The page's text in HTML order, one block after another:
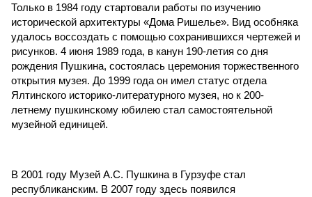
Только в 1984 году стартовали работы по изучению
исторической архитектуры «Дома Ришелье». Вид особняка
удалось воссоздать с помощью сохранившихся чертежей и
рисунков. 4 июня 1989 года, в канун 190-летия со дня
рождения Пушкина, состоялась церемония торжественного
открытия музея. До 1999 года он имел статус отдела
Ялтинского историко-литературного музея, но к 200-
летнему пушкинскому юбилею стал самостоятельной
музейной единицей.
В 2001 году Музей А.С. Пушкина в Гурзуфе стал
республиканским. В 2007 году здесь появился